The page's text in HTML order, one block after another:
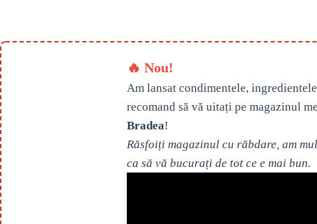
🔥 Nou!
Am lansat condimentele,
recomand să vă uitați pe magazinul
Bradea!
Răsfoiți magazinul cu răbdare, am
ca să vă bucurați de tot ce e mai bun.